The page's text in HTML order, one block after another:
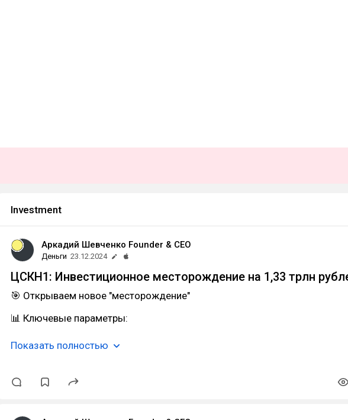
Investment
Аркадий Шевченко Founder & CEO
Деньги 23.12.2024
ЦСКН1: Инвестиционное месторождение на 1,33 трлн
🎯 Открываем новое "месторождение"
📊 Ключевые параметры:
Показать полностью